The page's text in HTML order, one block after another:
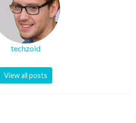
techzoid
View all posts